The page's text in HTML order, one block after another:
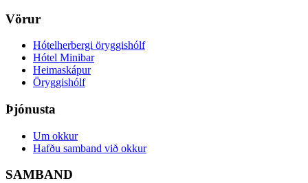
Vörur
Hótelherbergi öryggishólf
Hótel Minibar
Heimaskápur
Öryggishólf
Þjónusta
Um okkur
Hafðu samband við okkur
SAMBAND